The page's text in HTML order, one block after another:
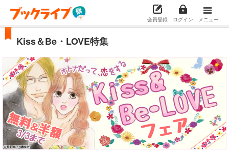
会員登録 ログイン メニュー
Kiss＆Be・LOVE特集